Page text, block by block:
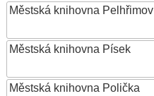
Městská knihovna Pelhřimov
Městská knihovna Písek
Městská knihovna Polička